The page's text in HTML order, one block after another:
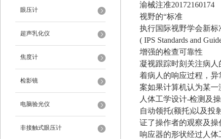
眼压计
超声乳化仪
焦度计
检影镜
电脑验光仪
非接触式眼压计
渝械注准20172160174
视野的“标准
执行国际视野学会新标
( IPS Standards and
增强的检查可靠性
凝视跟踪时刻关注病
着病人的响应过程，
案如果计算机认为某
人体工学设计-检测及
自动领托(额托)以及投
证了操作者的观察及
响应器的形状经过人